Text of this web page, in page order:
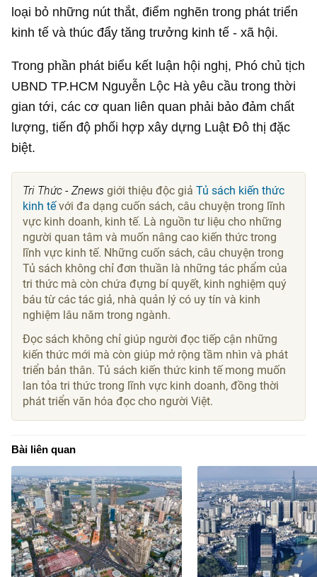
loại bỏ những nút thắt, điểm nghẽn trong phát triển
kinh tế và thúc đẩy tăng trưởng kinh tế - xã hội.
Trong phần phát biểu kết luận hội nghị, Phó chủ tịch
UBND TP.HCM Nguyễn Lộc Hà yêu cầu trong thời
gian tới, các cơ quan liên quan phải bảo đảm chất
lượng, tiến độ phối hợp xây dựng Luật Đô thị đặc
biệt.
Tri Thức - Znews giới thiệu độc giảTủ sách kiến thức
kinh tếvới đa dạng cuốn sách, câu chuyện trong lĩnh
vực kinh doanh, kinh tế. Là nguồn tư liệu cho những
người quan tâm và muốn nâng cao kiến thức trong
lĩnh vực kinh tế. Những cuốn sách, câu chuyện trong
Tủ sách không chỉ đơn thuần là những tác phẩm của
tri thức mà còn chứa đựng bí quyết, kinh nghiệm quý
báu từ các tác giả, nhà quản lý có uy tín và kinh
nghiệm lâu năm trong ngành.
Đọc sách không chỉ giúp người đọc tiếp cận những
kiến thức mới mà còn giúp mở rộng tầm nhìn và phát
triển bản thân. Tủ sách kiến thức kinh tế mong muốn
lan tỏa tri thức trong lĩnh vực kinh doanh, đồng thời
phát triển văn hóa đọc cho người Việt.
Bài liên quan